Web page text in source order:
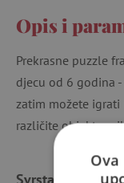
Opis i
Prekrasne puzzle
djecu od 6 godina
zatim možete
različite objekte
Svrstano u